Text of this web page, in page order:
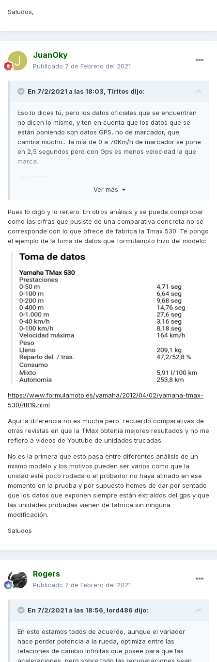
Saludos,
JuanOky
Publicado 7 de Febrero del 2021
En 7/2/2021 a las 18:03, Tiritos dijo:
Eso lo dices tú, pero los datos oficiales que se encuentran
no dicen lo mismo, y ten en cuenta que los datos que se
están poniendo son datos GPS, no de marcador, que
cambia mucho... la mía de 0 a 70Km/h de marcador se pone
en 2,5 segundos pero con Gps es menos velocidad la que
marca.
Un saludo
Ver más
Pues lo digo y lo reitero. En otros análisis y se puede comprobar
como las cifras que pusiste de una comparativa concreta no se
corresponde con lo que ofrece de fabrica la Tmax 530. Te pongo
el ejemplo de la toma de datos que formulamoto hizo del modelo:
https://www.formulamoto.es/yamaha/2012/04/02/yamaha-tmax-
530/4819.html
Aqui la diferencia no es mucha pero recuerdo comparativas de
otras revistas en que la TMax obtenía mejores resultados y no me
refiero a videos de Youtube de unidades trucadas.
No es la primera que esto pasa entre diferentes análisis de un
mismo modelo y los motivos pueden ser varios como que la
unidad esté poco rodada o el probador no haya atinado en ese
momento en la prueba y por supuesto hemos de dar por sentado
que los datos que exponen siempre están extraídos del gps y que
las unidades probadas vienen de fabrica sin ninguna
modificación.
Saludos
Rogers
Publicado 7 de Febrero del 2021
En 7/2/2021 a las 18:56, lord486 dijo:
En esto estamos todos de acuerdo, aunque el variador
hace perder potencia a la rueda, optimiza entre las
relaciones de cambio infinitas que posee para que las